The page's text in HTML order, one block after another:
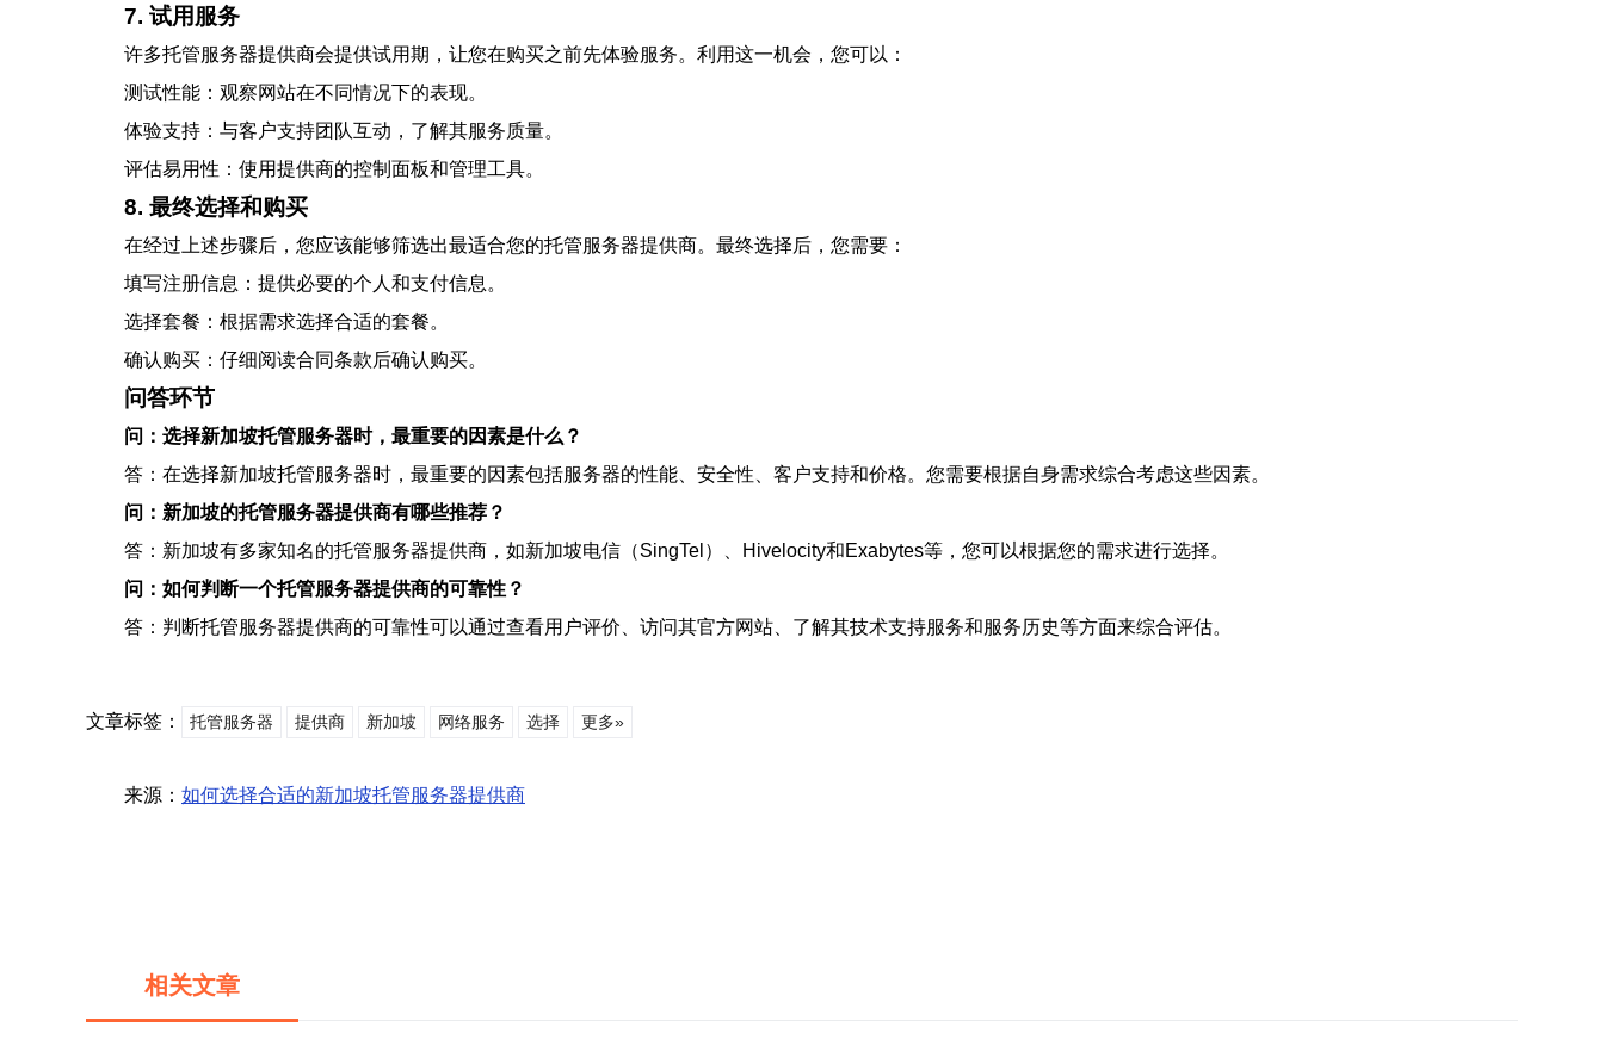
7. 试用服务
许多托管服务器提供商会提供试用期，让您在购买之前先体验服务。利用这一机会，您可以：
测试性能：观察网站在不同情况下的表现。
体验支持：与客户支持团队互动，了解其服务质量。
评估易用性：使用提供商的控制面板和管理工具。
8. 最终选择和购买
在经过上述步骤后，您应该能够筛选出最适合您的托管服务器提供商。最终选择后，您需要：
填写注册信息：提供必要的个人和支付信息。
选择套餐：根据需求选择合适的套餐。
确认购买：仔细阅读合同条款后确认购买。
问答环节
问：选择新加坡托管服务器时，最重要的因素是什么？
答：在选择新加坡托管服务器时，最重要的因素包括服务器的性能、安全性、客户支持和价格。您需要根据自身需求综合考虑这些因素。
问：新加坡的托管服务器提供商有哪些推荐？
答：新加坡有多家知名的托管服务器提供商，如新加坡电信（SingTel）、Hivelocity和Exabytes等，您可以根据您的需求进行选择。
问：如何判断一个托管服务器提供商的可靠性？
答：判断托管服务器提供商的可靠性可以通过查看用户评价、访问其官方网站、了解其技术支持服务和服务历史等方面来综合评估。
文章标签： 托管服务器 提供商 新加坡 网络服务 选择 更多»
来源： 如何选择合适的新加坡托管服务器提供商
相关文章